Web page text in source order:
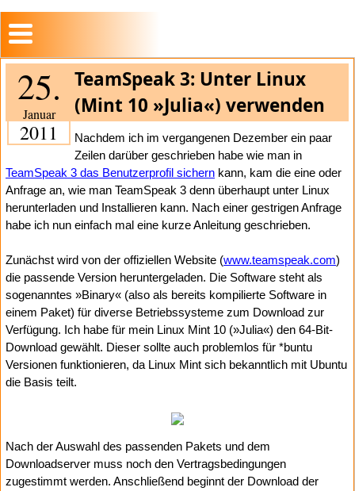
25.
Januar
2011
TeamSpeak 3: Unter Linux
(Mint 10 »Julia«) verwenden
Nachdem ich im vergangenen Dezember ein paar
Zeilen darüber geschrieben habe wie man in
TeamSpeak 3 das Benutzerprofil sichern kann, kam die eine oder
Anfrage an, wie man TeamSpeak 3 denn überhaupt unter Linux
herunterladen und Installieren kann. Nach einer gestrigen Anfrage
habe ich nun einfach mal eine kurze Anleitung geschrieben.
Zunächst wird von der offiziellen Website (www.teamspeak.com)
die passende Version heruntergeladen. Die Software steht als
sogenanntes »Binary« (also als bereits kompilierte Software in
einem Paket) für diverse Betriebssysteme zum Download zur
Verfügung. Ich habe für mein Linux Mint 10 (»Julia«) den 64-Bit-
Download gewählt. Dieser sollte auch problemlos für *buntu
Versionen funktionieren, da Linux Mint sich bekanntlich mit Ubuntu
die Basis teilt.
Nach der Auswahl des passenden Pakets und dem
Downloadserver muss noch den Vertragsbedingungen
zugestimmt werden. Anschließend beginnt der Download der